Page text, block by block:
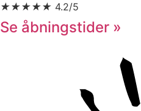
★★★★★ 4.2/5
Se åbningstider »